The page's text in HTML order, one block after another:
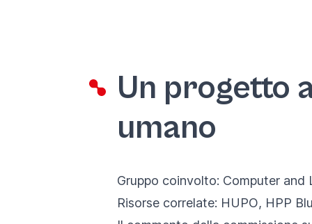
Un progetto
umano
Gruppo coinvolto: Computer and
Risorse correlate: HUPO, HPP